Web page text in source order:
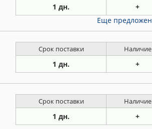
1 дн. +
Еще
Срок поставки Наличие
1 дн. +
Срок поставки Наличие
1 дн. +